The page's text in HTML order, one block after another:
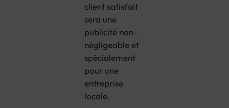
client satisfait
sera une
publicité non-
négligeable et
spécialement
pour une
entreprise
locale.